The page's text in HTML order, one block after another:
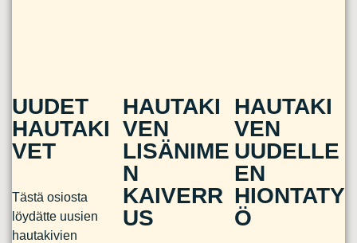
UUDET
HAUTAKI
VET
Tästä osiosta
löydätte uusien
hautakivien
HAUTAKI
VEN
LISÄNIME
N
KAIVERR
US
HAUTAKI
VEN
UUDELLE
EN
HIONTATY
Ö